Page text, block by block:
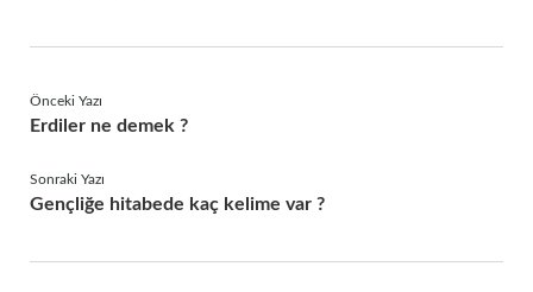
Önceki Yazı
Erdiler ne demek ?
Sonraki Yazı
Gençliğe hitabede kaç kelime var ?